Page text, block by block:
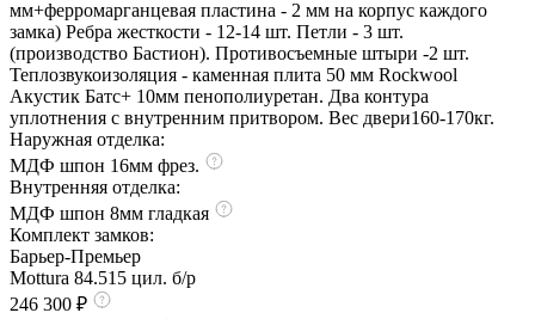
мм+ферромарганцевая пластина - 2 мм на корпус каждого
замка) Ребра жесткости - 12-14 шт. Петли - 3 шт.
(производство Бастион). Противосъемные штыри -2 шт.
Теплозвукоизоляция - каменная плита 50 мм Rockwool
Акустик Батс+ 10мм пенополиуретан. Два контура
уплотнения с внутренним притвором. Вес двери160-170кг.
Наружная отделка:
МДФ шпон 16мм фрез.
Внутренняя отделка:
МДФ шпон 8мм гладкая
Комплект замков:
Барьер-Премьер
Mottura 84.515 цил. б/р
246 300 ₽